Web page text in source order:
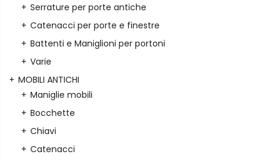
Serrature per porte antiche
Catenacci per porte e finestre
Battenti e Maniglioni per portoni
Varie
MOBILI ANTICHI
Maniglie mobili
Bocchette
Chiavi
Catenacci